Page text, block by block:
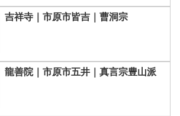
吉祥寺｜市原市皆吉｜曹洞宗
龍善院｜市原市五井｜真言宗豊山派